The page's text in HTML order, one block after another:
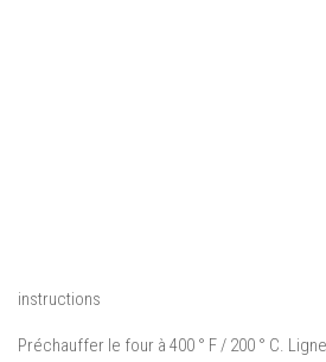
instructions
Préchauffer le four à 400 ° F / 200 ° C.